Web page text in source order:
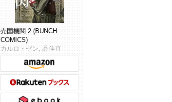
売国機関 2 (BUNCH
COMICS)
カルロ・ゼン, 品佳直